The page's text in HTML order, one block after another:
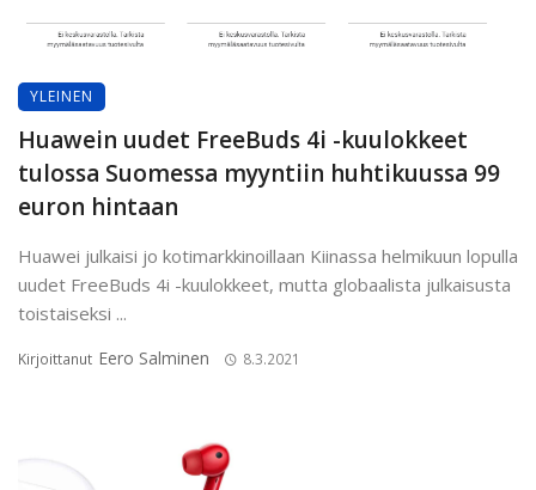
YLEINEN
Huawein uudet FreeBuds 4i -kuulokkeet
tulossa Suomessa myyntiin huhtikuussa 99
euron hintaan
Huawei julkaisi jo kotimarkkinoillaan Kiinassa helmikuun lopulla
uudet FreeBuds 4i -kuulokkeet, mutta globaalista julkaisusta
toistaiseksi ...
Kirjoittanut Eero Salminen 8.3.2021